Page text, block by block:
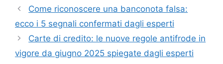
Come riconoscere una banconota falsa:
ecco i 5 segnali confermati dagli esperti
Carte di credito: le nuove regole antifrode in
vigore da giugno 2025 spiegate dagli esperti